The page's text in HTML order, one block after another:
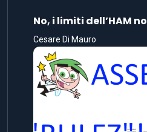
No, i limiti dell’HAM
Cesare Di Mauro